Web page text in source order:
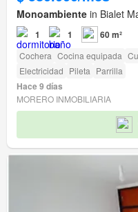
Monoambiente in Bialet
1 1 60 m²
Cochera Cocina equipada
Electricidad Pileta Parrilla
Hace 9 días
MORERO INMOBILIARIA